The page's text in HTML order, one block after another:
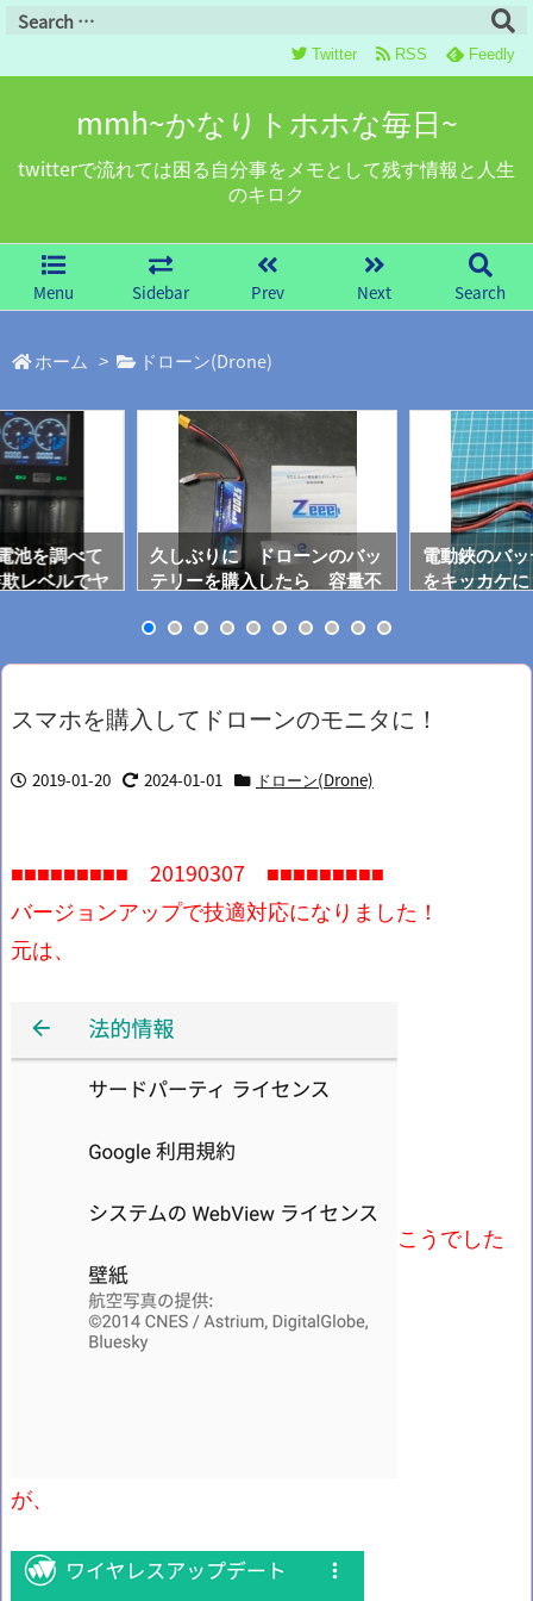
mmh~かなりトホホな毎日~
twitterで流れては困る自分事をメモとして残す情報と人生
のキロク
Menu Sidebar Prev Next Search
Twitter RSS Feedly
ホーム > ドローン(Drone)
池を調べて
レベルでヤ
久しぶりに ドローンのバッ
テリーを購入したら 容量不
電動鋏のバ
をキッカケ
スマホを購入してドローンのモニタに！
2019-01-20 2024-01-01 ドローン(Drone)
■■■■■■■■■ 20190307 ■■■■■■■■■
バージョンアップで技適対応になりました！
元は、
こうでした
が、